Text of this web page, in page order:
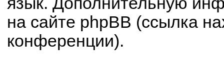
на сайте phpBB (ссылка
конференции).